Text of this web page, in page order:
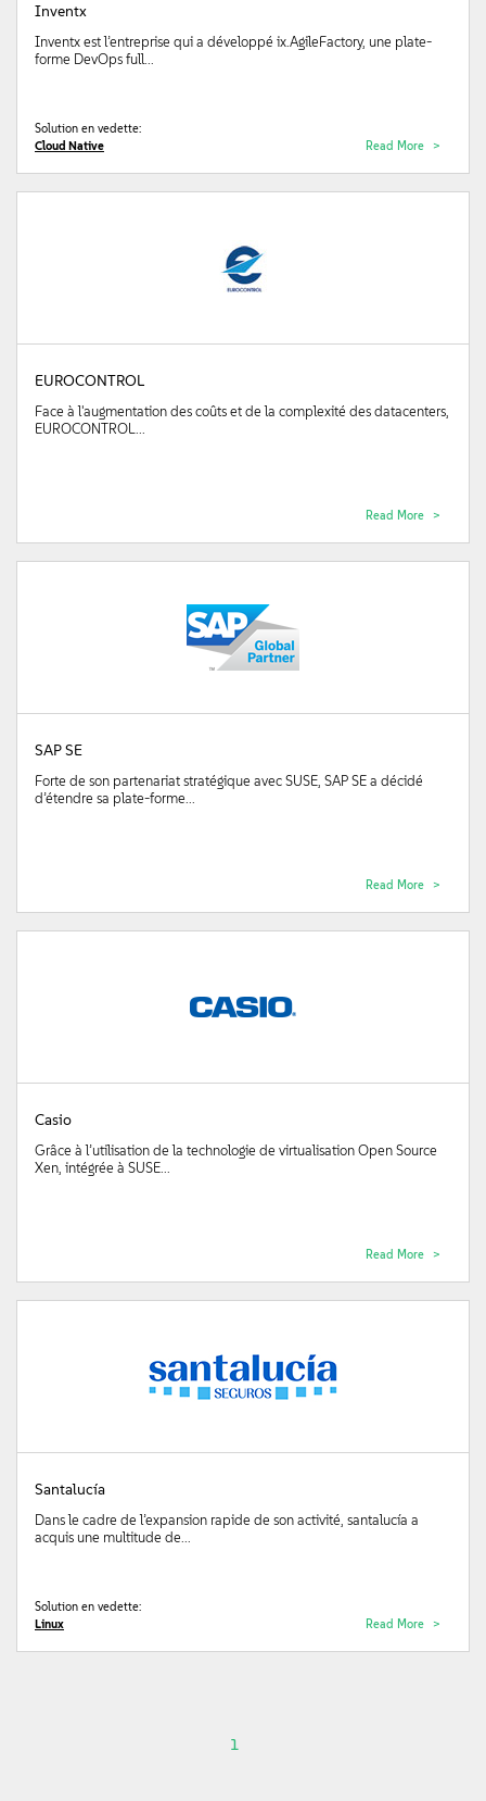
Inventx
Inventx est l’entreprise qui a développé ix.AgileFactory, une plate-
forme DevOps full...
Solution en vedette:
Cloud Native
Read More
EUROCONTROL
Face à l'augmentation des coûts et de la complexité des datacenters,
EUROCONTROL...
Read More
SAP SE
Forte de son partenariat stratégique avec SUSE, SAP SE a décidé
d’étendre sa plate-forme...
Read More
Casio
Grâce à l’utilisation de la technologie de virtualisation Open Source
Xen, intégrée à SUSE...
Read More
Santalucía
Dans le cadre de l’expansion rapide de son activité, santalucía a
acquis une multitude de...
Solution en vedette:
Linux
Read More
1